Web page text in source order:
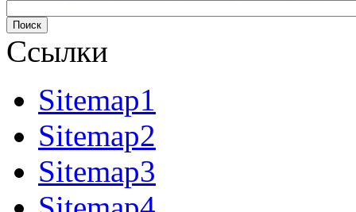
Ссылки
Sitemap1
Sitemap2
Sitemap3